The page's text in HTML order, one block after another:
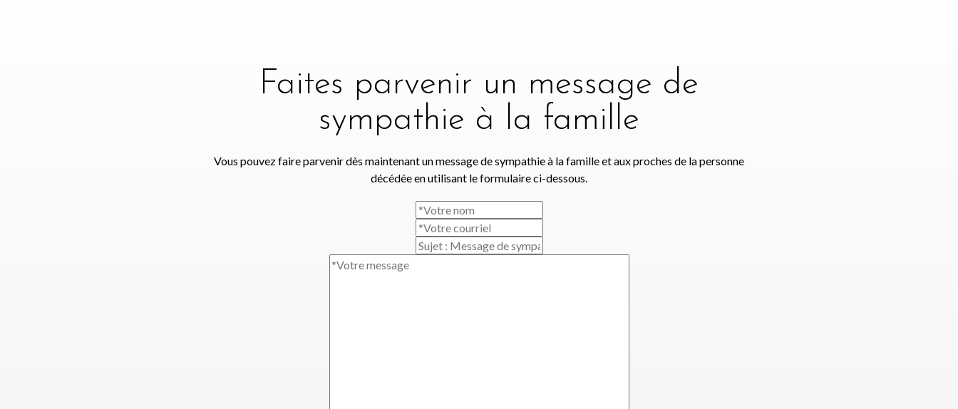
Faites parvenir un message de
sympathie à la famille
Vous pouvez faire parvenir dès maintenant un message de sympathie à la famille et aux proches de la personne
décédée en utilisant le formulaire ci-dessous.